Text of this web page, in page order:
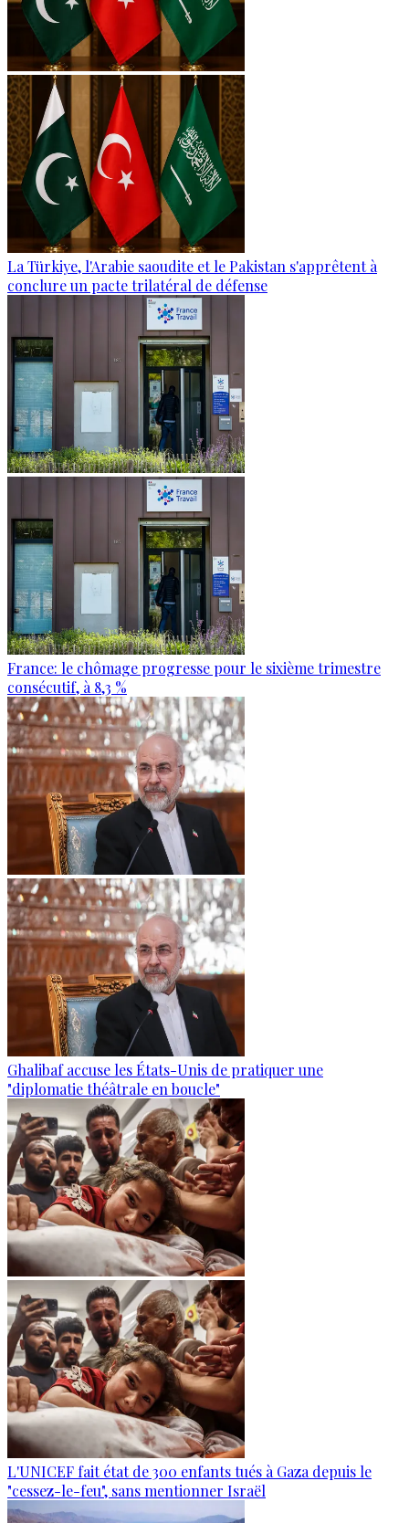
La Türkiye, l'Arabie saoudite et le Pakistan s'apprêtent à
conclure un pacte trilatéral de défense
France: le chômage progresse pour le sixième trimestre
consécutif, à 8,3 %
Ghalibaf accuse les États-Unis de pratiquer une
"diplomatie théâtrale en boucle"
L'UNICEF fait état de 300 enfants tués à Gaza depuis le
"cessez-le-feu", sans mentionner Israël